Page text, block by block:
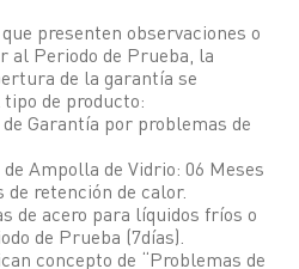
presenten observaciones o
al Periodo de Prueba, la
de la garantía se
de producto:
Garantía por problemas de
Ampolla de Vidrio: 06 Meses
retención de calor.
de acero para líquidos fríos o
de Prueba (7días).
concepto de “Problemas de